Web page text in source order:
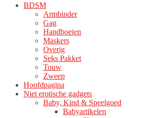
BDSM
Armbinder
Gag
Handboeien
Maskers
Overig
Seks Pakket
Touw
Zweep
Hoofdpagina
Niet erotische gadgets
Baby, Kind & Speelgoed
Babyartikelen